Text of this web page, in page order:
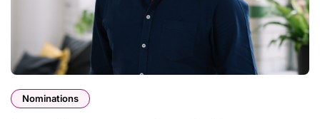
Nominations